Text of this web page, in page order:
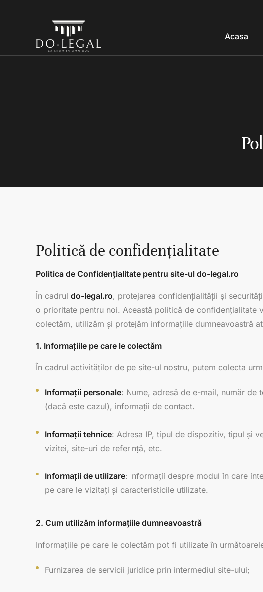
Acasa
Politică de confidențialitate
Politica de Confidențialitate pentru site-ul do-legal.ro
În cadrul do-legal.ro, protejarea confidențialității și
o prioritate pentru noi. Această politică de confidențialitate
colectăm, utilizăm și protejăm informațiile dumneavoastră
1. Informațiile pe care le colectăm
În cadrul activităților de pe site-ul nostru, putem colecta
Informații personale: Nume, adresă de e-mail, număr
(dacă este cazul), informații de contact.
Informații tehnice: Adresa IP, tipul de dispozitiv, tipul și
vizitei, site-uri de referință, etc.
Informații de utilizare: Informații despre modul în care
pe care le vizitați și caracteristicile utilizate.
2. Cum utilizăm informațiile dumneavoastră
Informațiile pe care le colectăm pot fi utilizate în
Furnizarea de servicii juridice prin intermediul site-ului;